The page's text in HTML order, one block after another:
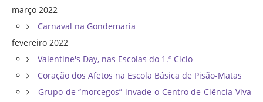
março 2022
Carnaval na Gondemaria
fevereiro 2022
Valentine's Day, nas Escolas do 1.º Ciclo
Coração dos Afetos na Escola Básica de Pisão-Matas
Grupo de “morcegos” invade o Centro de Ciência Viva